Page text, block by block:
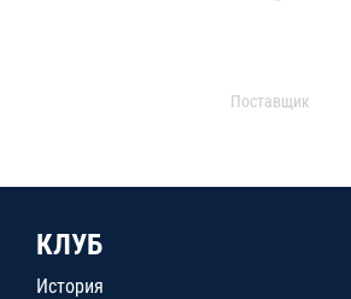
Поставщик
КЛУБ
История